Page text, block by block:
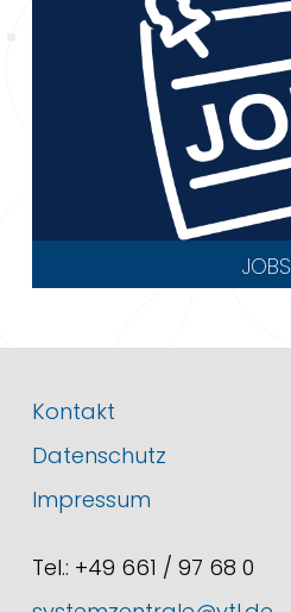
JOBS
Kontakt
Datenschutz
Impressum
Tel.: +49 661 / 97 68 0